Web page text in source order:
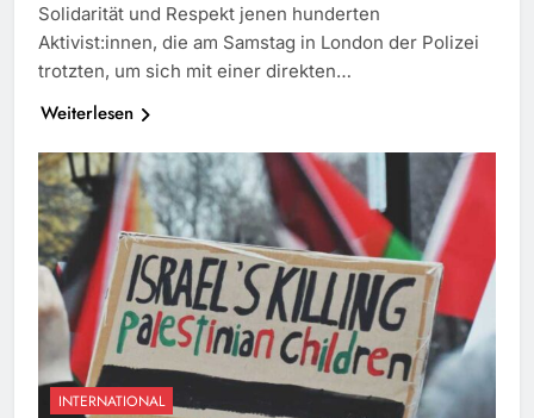
Solidarität und Respekt jenen hunderten
Aktivist:innen, die am Samstag in London der Polizei
trotzten, um sich mit einer direkten…
Weiterlesen
INTERNATIONAL